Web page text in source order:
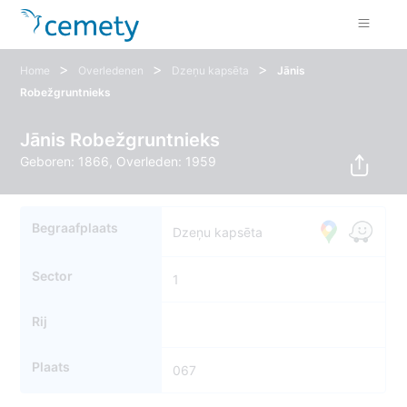
Home > Overledenen > Dzeņu kapsēta >
Jānis
Robežgruntnieks
Jānis Robežgruntnieks
Geboren: 1866, Overleden: 1959
Begraafplaats Dzeņu kapsēta
Sector 1
Rij
Plaats 067